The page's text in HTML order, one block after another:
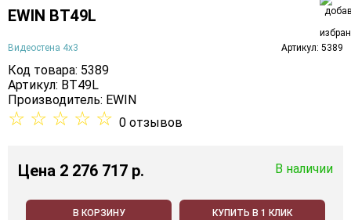
EWIN BT49L
Видеостена 4х3 Артикул: 5389
Код товара: 5389
Артикул: BT49L
Производитель: EWIN
☆ ☆ ☆ ☆ ☆ 0 отзывов
Цена 2 276 717 p. В наличии
В КОРЗИНУ КУПИТЬ В 1 КЛИК